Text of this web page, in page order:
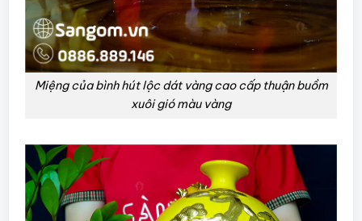
Miệng của bình hút lộc dát vàng cao cấp thuận buồm
xuôi gió màu vàng